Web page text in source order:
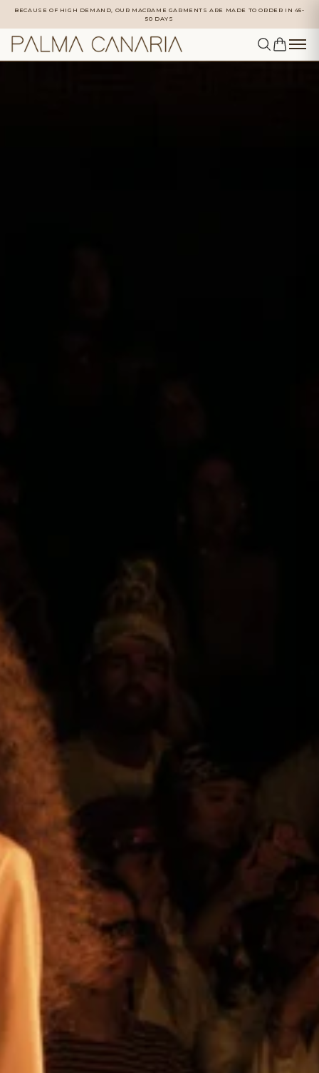
BECAUSE OF HIGH DEMAND, OUR MACRAME GARMENTS ARE MADE TO ORDER IN 45-
50 DAYS